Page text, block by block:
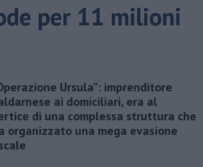
per 11 milioni
Ursula”: imprenditore
ai domiciliari, era al
di una complessa struttura che
organizzato una mega evasione